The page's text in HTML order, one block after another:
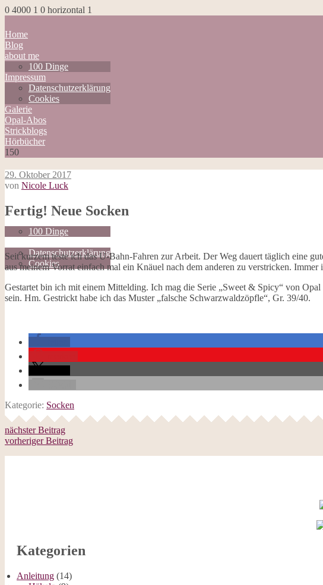
0 4000 1 0 horizontal 1
Home
Blog
about me
100 Dinge
Impressum
Datenschutzerklärung
Cookies
Galerie
Opal-Abos
Strickblogs
Hörbücher
150
Blog
about me
100 Dinge
Datenschutzerklärung
Cookies
Opal-Abos
Strickblogs
29. Oktober 2017
von Nicole Luck
Fertig! Neue Socken
Seit kurzem teste ich das U-Bahn-Fahren zur Arbeit. Der Weg dauert täglich eine
aus meinem Vorrat einfach mal ein Knäuel nach dem anderen zu verstricken. Immer
Gestartet bin ich mit einem Mittelding. Ich mag die Serie „Sweet & Spicy“ von
sein. Hm. Gestrickt habe ich das Muster „falsche Schwarzwaldzöpfle“, Gr. 39/40.
Kategorie: Socken
nächster Beitrag
vorheriger Beitrag
Kategorien
Anleitung (14)